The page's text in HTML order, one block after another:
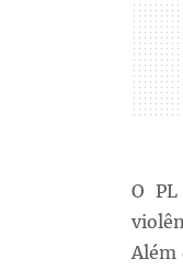
O PL
Além